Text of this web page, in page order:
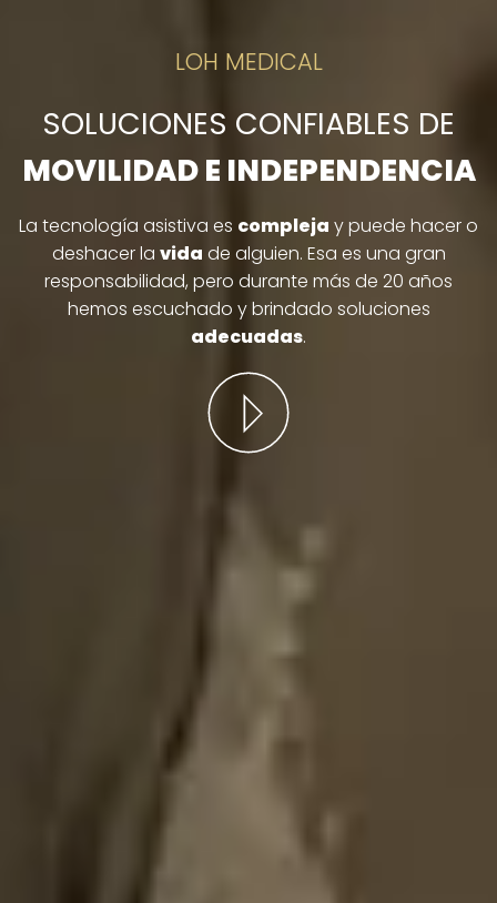
LOH MEDICAL
SOLUCIONES CONFIABLES DE
MOVILIDAD E INDEPENDENCIA
La tecnología asistiva es compleja y puede hacer o
deshacer la vida de alguien. Esa es una gran
responsabilidad, pero durante más de 20 años
hemos escuchado y brindado soluciones
adecuadas.